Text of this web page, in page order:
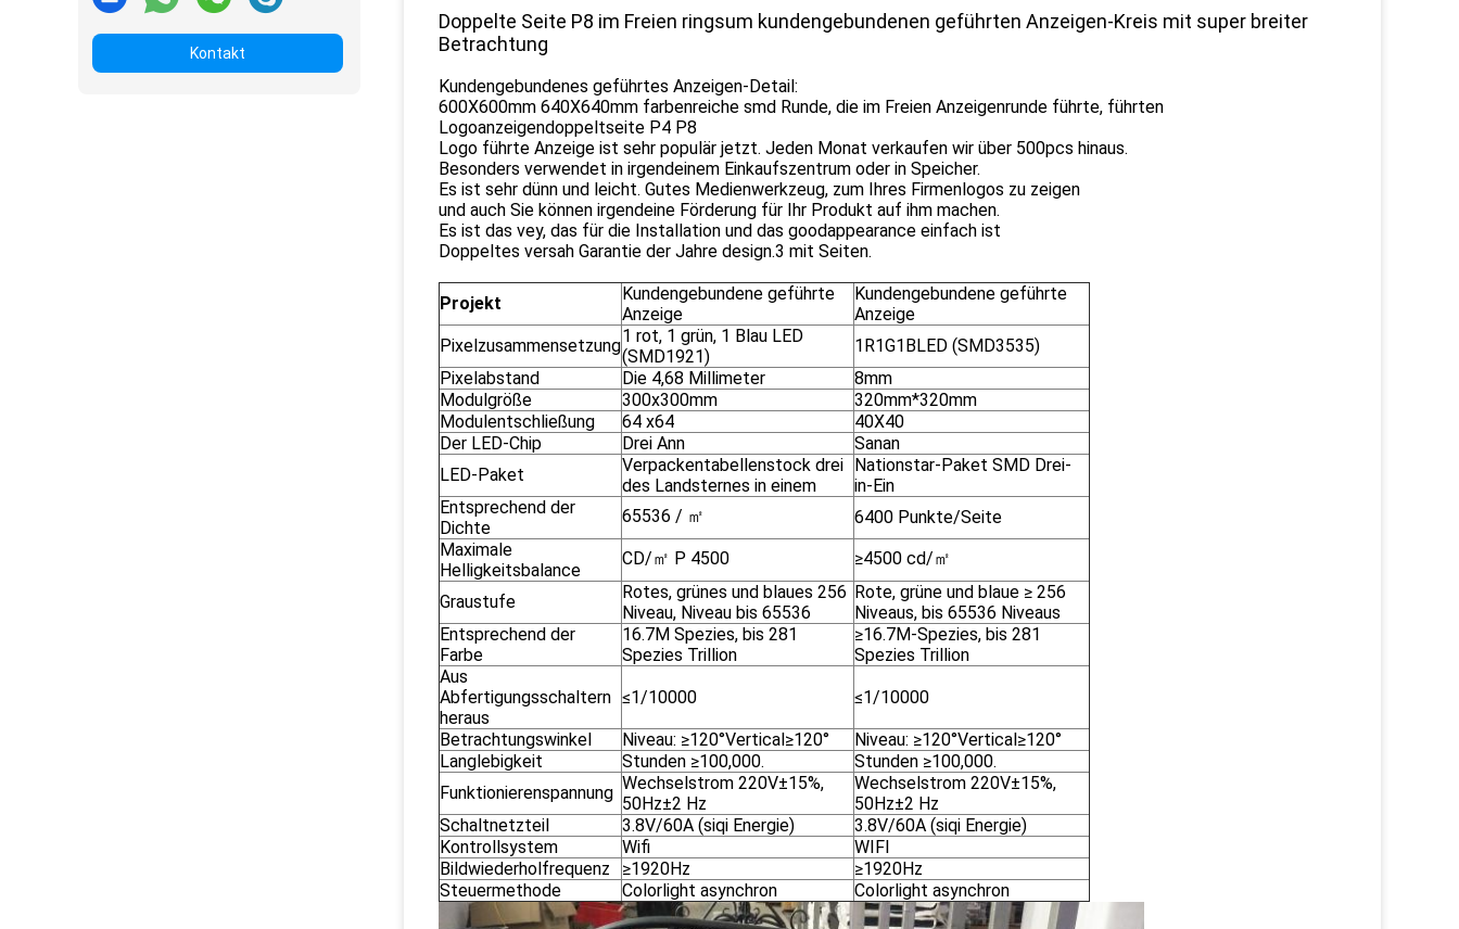
Kontakt
Doppelte Seite P8 im Freien ringsum kundengebundenen geführten Anzeigen-Kreis mit super breiter
Betrachtung
Kundengebundenes geführtes Anzeigen-Detail:
600X600mm 640X640mm farbenreiche smd Runde, die im Freien Anzeigenrunde führte, führten
Logoanzeigendoppeltseite P4 P8
Logo führte Anzeige ist sehr populär jetzt. Jeden Monat verkaufen wir über 500pcs hinaus.
Besonders verwendet in irgendeinem Einkaufszentrum oder in Speicher.
Es ist sehr dünn und leicht. Gutes Medienwerkzeug, zum Ihres Firmenlogos zu zeigen
und auch Sie können irgendeine Förderung für Ihr Produkt auf ihm machen.
Es ist das vey, das für die Installation und das goodappearance einfach ist
Doppeltes versah Garantie der Jahre design.3 mit Seiten.
Projekt
Kundengebundene geführte
Anzeige
Kundengebundene geführte
Anzeige
Pixelzusammensetzung1 rot, 1 grün, 1 Blau LED
(SMD1921)
1R1G1BLED (SMD3535)
Pixelabstand
Die 4,68 Millimeter
8mm
Modulgröße
300x300mm
320mm*320mm
Modulentschließung
64 x64
40X40
Der LED-Chip
Drei Ann
Sanan
LED-Paket
Verpackentabellenstock drei
des Landsternes in einem
Nationstar-Paket SMD Drei-
in-Ein
Entsprechend der
Dichte
65536 / ㎡
6400 Punkte/Seite
Maximale
Helligkeitsbalance
CD/㎡ P 4500 ≥4500 cd/㎡
Graustufe
Rotes, grünes und blaues 256
Niveau, Niveau bis 65536
Rote, grüne und blaue ≥ 256
Niveaus, bis 65536 Niveaus
Entsprechend der
Farbe
16.7M Spezies, bis 281
Spezies Trillion
≥16.7M-Spezies, bis 281
Spezies Trillion
Aus
Abfertigungsschaltern
heraus
≤1/10000 ≤1/10000
Betrachtungswinkel Niveau: ≥120°Vertical≥120°
Niveau: ≥120°Vertical≥120°
Langlebigkeit
Stunden ≥100,000.
Stunden ≥100,000.
Funktionierenspannung Wechselstrom 220V±15%,
50Hz±2 Hz
Wechselstrom 220V±15%,
50Hz±2 Hz
Schaltnetzteil
3.8V/60A (siqi Energie)
3.8V/60A (siqi Energie)
Kontrollsystem
Wifi
WIFI
Bildwiederholfrequenz
≥1920Hz
≥1920Hz
Steuermethode
Colorlight asynchron Colorlight asynchron